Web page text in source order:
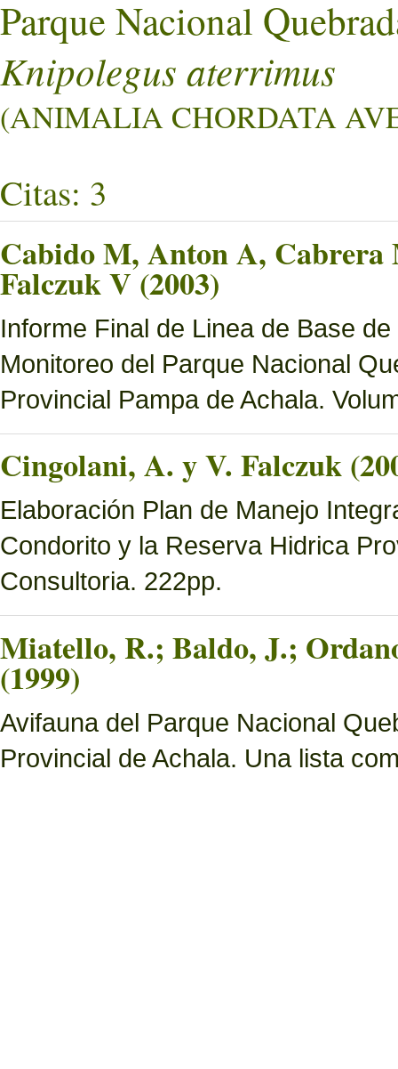
Parque Nacional
Knipolegus aterrimus
(ANIMALIA CHORDATA
Citas: 3
Cabido M, Anton A,
Falczuk V (2003)
Informe Final de Linea de Base
Monitoreo del Parque Nacional
Provincial Pampa de Achala.
Cingolani, A. y V. Falczuk
Elaboración Plan de Manejo
Condorito y la Reserva Hidrica
Consultoria. 222pp.
Miatello, R.; Baldo, J.;
(1999)
Avifauna del Parque Nacional
Provincial de Achala. Una lista